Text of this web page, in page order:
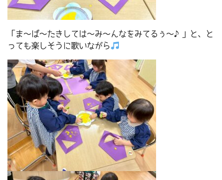
「ま～ば～たきしては～み～んなをみてるぅ～♪」と、と
っても楽しそうに歌いながら